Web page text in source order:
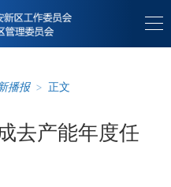
播报 > 正文
去产能年度任